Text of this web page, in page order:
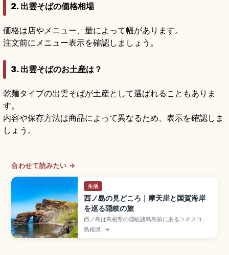
2. 出雲そばの価格相場
価格は店やメニュー、量によって幅があります。
注文前にメニュー表示を確認しましょう。
3. 出雲そばのお土産は？
乾麺タイプの出雲そばが土産として選ばれることもありま
す。
内容や保存方法は商品によって異なるため、表示を確認しま
しょう。
合わせて読みたい →
生活
西ノ島の見どころ｜摩天崖と国賀海岸
を巡る隠岐の旅
西ノ島は島根県の隠岐諸島島前にあるユネスコ世
界ジオパークの島で、海抜257mの摩天崖をはじ
め断崖絶壁の海岸線と緑の台地が広がる絶景スポ
島根県 →